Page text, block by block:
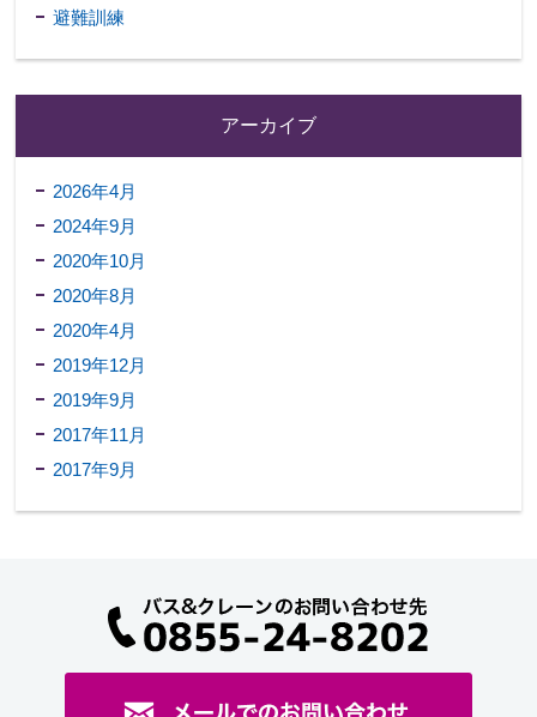
避難訓練
アーカイブ
2026年4月
2024年9月
2020年10月
2020年8月
2020年4月
2019年12月
2019年9月
2017年11月
2017年9月